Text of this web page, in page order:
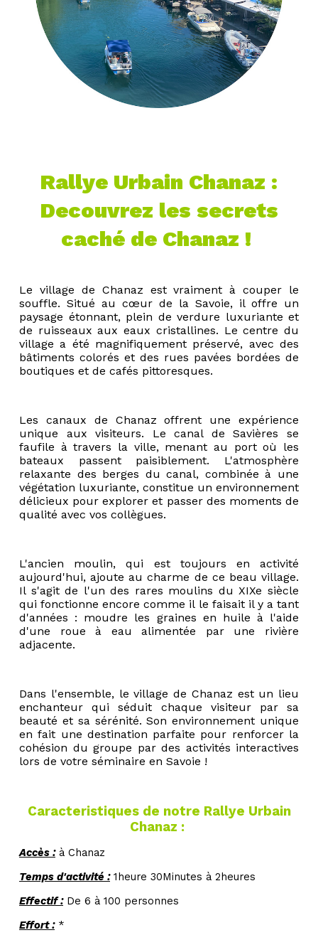
Rallye Urbain Chanaz :
Decouvrez les secrets
caché de Chanaz !
Le village de Chanaz est vraiment à couper le
souffle. Situé au cœur de la Savoie, il offre un
paysage étonnant, plein de verdure luxuriante et
de ruisseaux aux eaux cristallines. Le centre du
village a été magnifiquement préservé, avec des
bâtiments colorés et des rues pavées bordées de
boutiques et de cafés pittoresques.
Les canaux de Chanaz offrent une expérience
unique aux visiteurs. Le canal de Savières se
faufile à travers la ville, menant au port où les
bateaux passent paisiblement. L'atmosphère
relaxante des berges du canal, combinée à une
végétation luxuriante, constitue un environnement
délicieux pour explorer et passer des moments de
qualité avec vos collègues.
L'ancien moulin, qui est toujours en activité
aujourd'hui, ajoute au charme de ce beau village.
Il s'agit de l'un des rares moulins du XIXe siècle
qui fonctionne encore comme il le faisait il y a tant
d'années : moudre les graines en huile à l'aide
d'une roue à eau alimentée par une rivière
adjacente.
Dans l'ensemble, le village de Chanaz est un lieu
enchanteur qui séduit chaque visiteur par sa
beauté et sa sérénité. Son environnement unique
en fait une destination parfaite pour renforcer la
cohésion du groupe par des activités interactives
lors de votre séminaire en Savoie !
Caracteristiques de notre Rallye Urbain
Chanaz :
Accès :à Chanaz
Temps d'activité :1heure 30Minutes à 2heures
Effectif :De 6 à 100 personnes
Effort :*